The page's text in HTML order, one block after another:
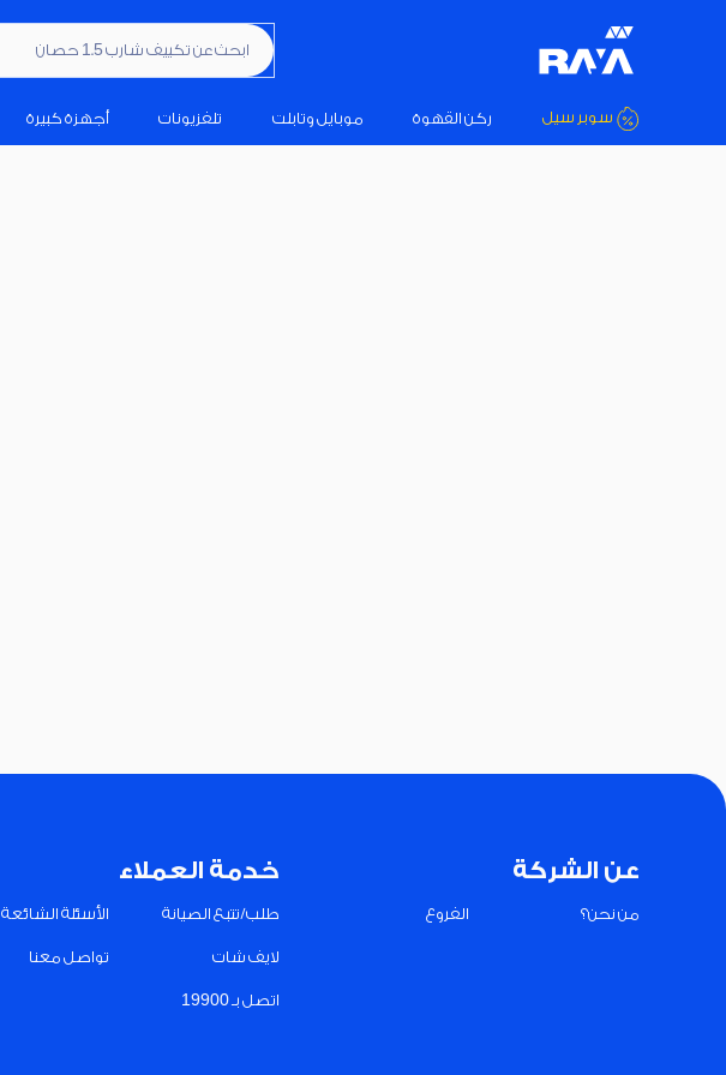
ابحث عن تكييف شارب 1.5 حصان
سوبر سيل ركن القهوة موبايل وتابلت تلفزيونات أجهزة كبيرة
عن الشركة
من نحن؟ الفروع
خدمة العملاء
طلب/تتبع الصيانة الأسئلة الشائعة
لايف شات تواصل معنا
اتصل بـ 19900